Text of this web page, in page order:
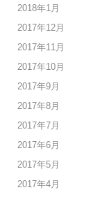
2018年1月
2017年12月
2017年11月
2017年10月
2017年9月
2017年8月
2017年7月
2017年6月
2017年5月
2017年4月